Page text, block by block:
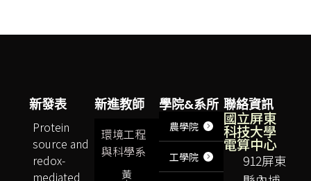
聯絡資訊
國立屏東
科技大學
電算中心
912屏東
學院&系所
農學院
工學院
新進教師
環境工程
與科學系
黃
新發表
Protein
source and
redox-
mediated